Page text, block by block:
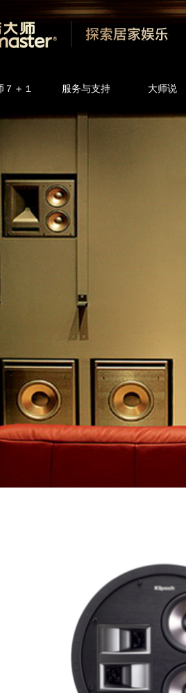
７＋１ 服务与支持 大师说